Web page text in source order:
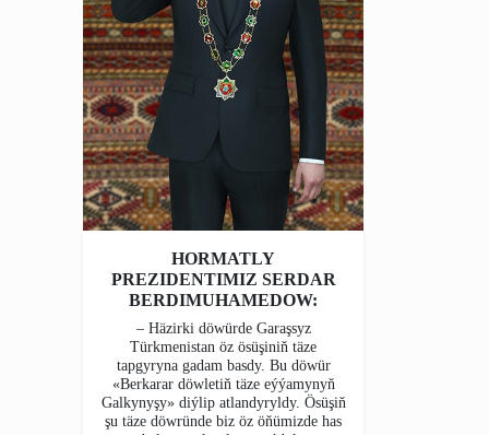
HORMATLY
PREZIDENTIMIZ SERDAR
BERDIMUHAMEDOW:
– Häzirki döwürde Garaşsyz
Türkmenistan öz ösüşiniň täze
tapgyryna gadam basdy. Bu döwür
«Berkarar döwletiň täze eýýamynyň
Galkynyşy» diýlip atlandyryldy. Ösüşiň
şu täze döwründe biz öz öňümizde has